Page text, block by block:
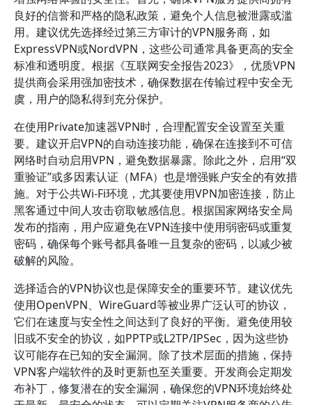
良好的信誉和严格的隐私政策，避免个人信息被泄露或滥
用。建议优先选择经过第三方审计的VPN服务商，如
ExpressVPN或NordVPN，这些公司通常具备更高的安全
标准和透明度。根据《互联网安全报告2023》，优质VPN
提供商会采用强加密技术，确保数据在传输过程中安全无
虞，用户的隐私得到充分保护。
在使用Private加速器VPN时，合理配置安全设置至关重
要。建议开启VPN的自动连接功能，确保在连接到不可信
网络时自动启用VPN，避免数据暴露。除此之外，启用“双
重验证”或多因素认证（MFA）也是增强账户安全的有效措
施。对于公共Wi-Fi环境，尤其要使用VPN加密连接，防止
黑客通过中间人攻击窃取敏感信息。根据国家网络安全局
发布的指南，用户应避免在VPN连接中使用弱密码或重复
密码，确保每个账号都具备唯一且复杂的密码，以减少被
破解的风险。
选择适合的VPN协议也是保障安全的重要环节。建议优先
使用OpenVPN、WireGuard等被业界广泛认可的协议，
它们在速度与安全性之间达到了良好的平衡。避免使用较
旧或不安全的协议，如PPTP或L2TP/IPSec，因为这些协
议可能存在已知的安全漏洞。除了技术层面的措施，保持
VPN客户端软件的及时更新也至关重要。开发商会定期发
布补丁，修复潜在的安全漏洞，确保您的VPN环境始终处